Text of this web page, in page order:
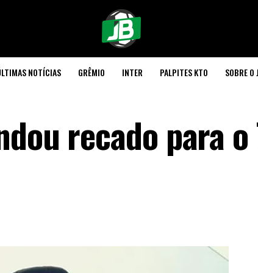
NOTÍCIAS GRÊMIO INTER PALPITES KTO SOBRE O
recado para